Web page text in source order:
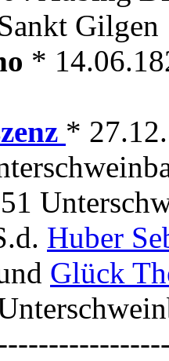
Gilgen
*
*
Huber
Glück